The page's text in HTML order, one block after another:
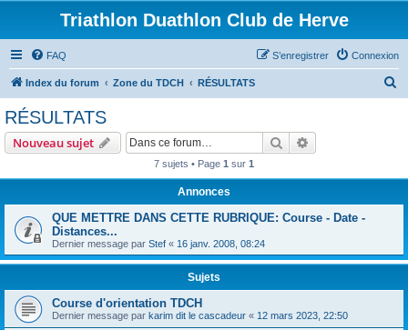
Triathlon Duathlon Club de Herve
FAQ Connexion
S’enregistrer
Index du forum Zone du TDCH RÉSULTATS
e
RÉSULTATS
Nouveau sujet Rechercher
7 sujets • Page 1 sur 1
Annonces
QUE METTRE DANS CETTE RUBRIQUE: Course - Date -
Distances...
Dernier message par Stef « 16 janv. 2008, 08:24
Sujets
Course d'orientation TDCH
Dernier message par karim dit le cascadeur « 12 mars 2023, 22:50